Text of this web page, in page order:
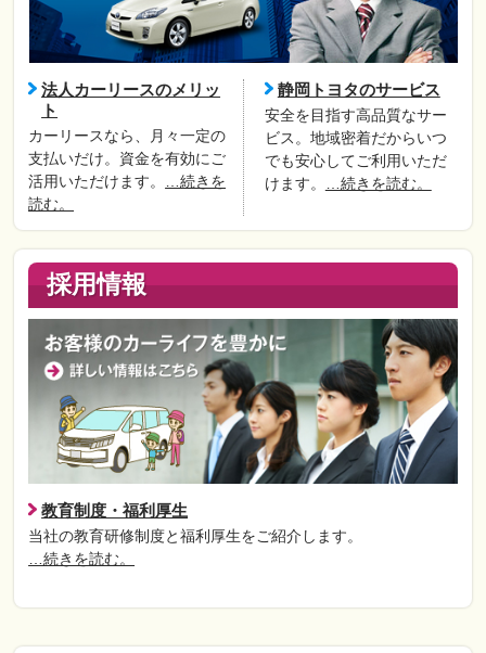
法人カーリースのメリッ
ト
カーリースなら、月々一定の
支払いだけ。資金を有効にご
活用いただけます。
…続きを
読む。
静岡トヨタのサービス
安全を目指す高品質なサー
ビス。地域密着だからいつ
でも安心してご利用いただ
けます。
…続きを読む。
採用情報
教育制度・福利厚生
当社の教育研修制度と福利厚生をご紹介します。
…続きを読む。